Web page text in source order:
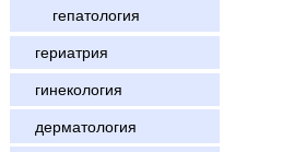
гепатология
гериатрия
гинекология
дерматология